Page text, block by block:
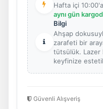
Hafta içi
aynı gün
Bilgi
Ahşap
zarafeti bir
tütsülük. Lazer
keyfinize
Güvenli Alışveriş